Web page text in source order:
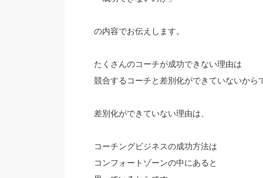
の内容でお伝えします。
たくさんのコーチが成功できない理由は
競合するコーチと差別化ができていないから
差別化ができていない理由は、
コーチングビジネスの成功方法は
コンフォートゾーンの中にあると